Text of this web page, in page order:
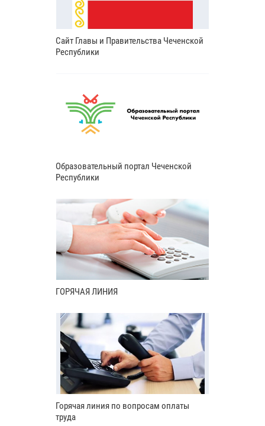
Сайт Главы и Правительства Чеченской
Республики
Образовательный портал Чеченской
Республики
ГОРЯЧАЯ ЛИНИЯ
Горячая линия по вопросам оплаты
труда